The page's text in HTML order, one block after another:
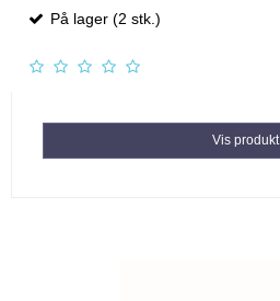
På lager (2 stk.)
Vis produkt